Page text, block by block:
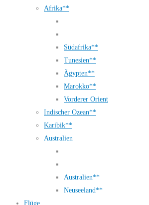
Afrika**
Südafrika**
Tunesien**
Ägypten**
Marokko**
Vorderer Orient
Indischer Ozean**
Karibik**
Australien
Australien**
Neuseeland**
Flüge